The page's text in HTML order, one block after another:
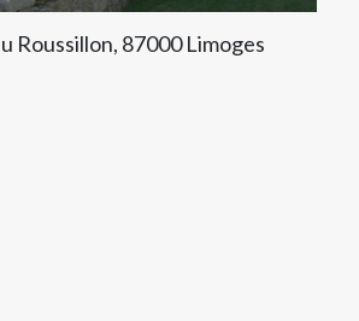
Roussillon, 87000 Limoges